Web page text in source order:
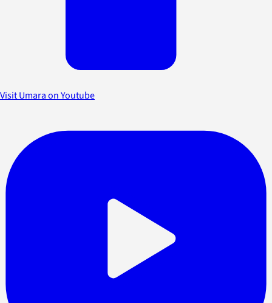
Visit Umara on Youtube